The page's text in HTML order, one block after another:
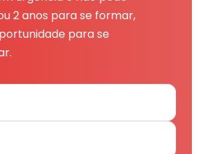
2 anos para se formar,
para se